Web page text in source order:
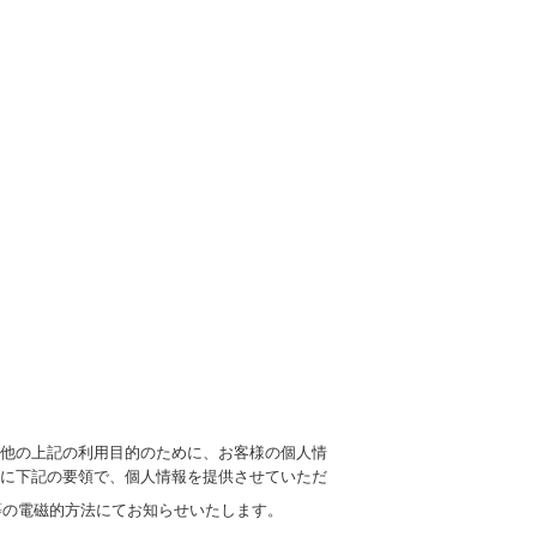
の上記の利用目的のために、お客様の個人情
下記の要領で、個人情報を提供させていただ
電磁的方法にてお知らせいたします。